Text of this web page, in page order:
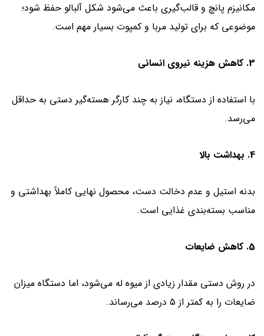
مکانیزم پانچ و قالب‌گیری باعث می‌شود شکل آلبالو حفظ شود؛
موضوعی که برای تولید مربا و کمپوت بسیار مهم است.
3. کاهش هزینه نیروی انسانی
با استفاده از دستگاه، نیاز به چند کارگر هسته‌گیر دستی به حداقل
می‌رسد.
4. بهداشت بالا
بدنه استیل و عدم دخالت دست، محصول نهایی کاملاً بهداشتی و
مناسب بسته‌بندی غذایی است.
5. کاهش ضایعات
در روش دستی مقدار زیادی از میوه له می‌شود، اما دستگاه میزان
ضایعات را به کمتر از ۵ درصد می‌رساند.